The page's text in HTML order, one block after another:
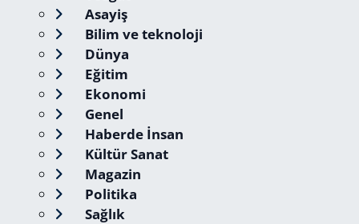
Asayiş
Bilim ve teknoloji
Dünya
Eğitim
Ekonomi
Genel
Haberde İnsan
Kültür Sanat
Magazin
Politika
Sağlık